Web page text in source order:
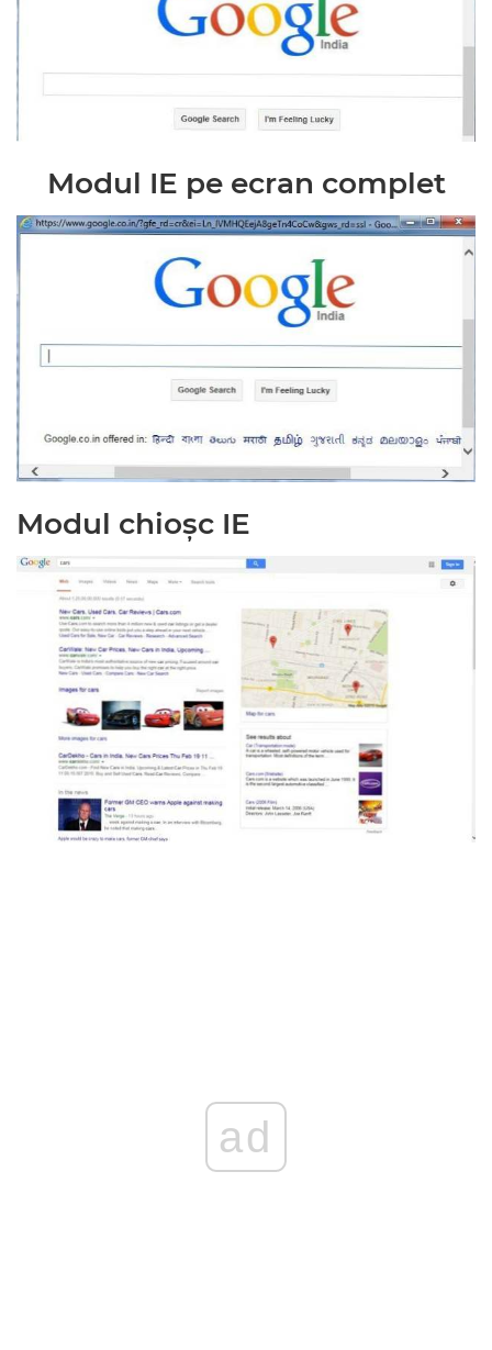
Modul IE pe ecran complet
Modul chioșc IE
ad